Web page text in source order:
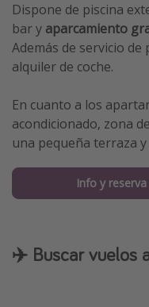
Dispone de piscina
bar y aparcamiento
Además de servicio
alquiler de coche.
En cuanto a los
acondicionado, zona
una pequeña terraza
Info y reserva
✈️ Buscar vuelos